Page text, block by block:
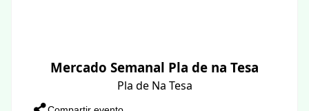
Mercado Semanal Pla de na Tesa
Pla de Na Tesa